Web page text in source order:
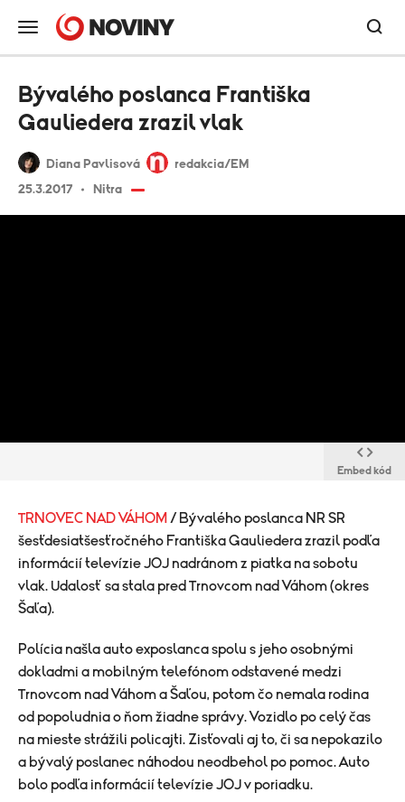
Diana Pavlisová
redakcia/EM
25.3.2017
Nitra
Bývalého poslanca Františka
Gauliedera zrazil vlak
Embed kód
TRNOVEC NAD VÁHOM / Bývalého poslanca NR SR
šesťdesiatšesťročného Františka Gauliedera zrazil podľa
informácií televízie JOJ nadránom z piatka na sobotu
vlak. Udalosť sa stala pred Trnovcom nad Váhom (okres
Šaľa).
Polícia našla auto exposlanca spolu s jeho osobnými
dokladmi a mobilným telefónom odstavené medzi
Trnovcom nad Váhom a Šaľou, potom čo nemala rodina
od popoludnia o ňom žiadne správy. Vozidlo po celý čas
na mieste strážili policajti. Zisťovali aj to, či sa nepokazilo
a bývalý poslanec náhodou neodbehol po pomoc. Auto
bolo podľa informácií televízie JOJ v poriadku.